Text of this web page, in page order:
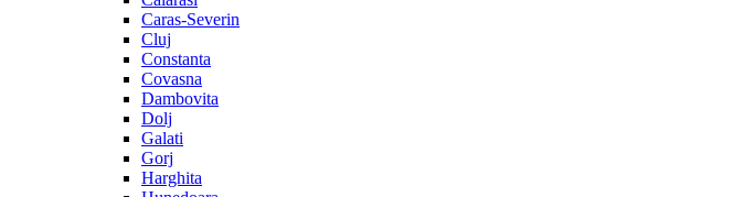
Caras-Severin
Cluj
Constanta
Covasna
Dambovita
Dolj
Galati
Gorj
Harghita